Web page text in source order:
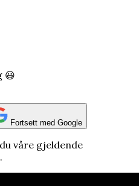
😃
Fortsett med Google
våre gjeldende
.